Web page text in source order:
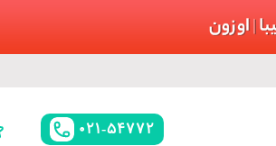
021-54772